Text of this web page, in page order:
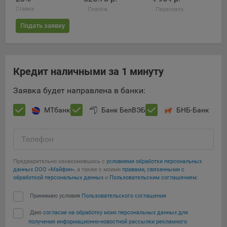
конфиденциальности Яндекс
Google Analytics – сервис веб-аналитики,
предоставляемый компанией Google, Inc. Адрес: Google,
Matomo — это система веб-аналитики, которая позволяет
следит за доступностью сервисов, предоставляемых
Адрес: ООО «Рэкун технолоджи», 220069 г. Минск, пр-т
Пиксель VK Рекламы - сервис позволяет показывать
Адрес: ООО «ВК», РФ, 125167, г. Москва, Ленинградский
проспект, д. 39, стр. 79, БЦ «SkyLight».
Технические настройки
Технические настройки хранят технические данные вашего
Ставка Платёж Переплата
Подать заявку
Кредит наличными за 1 минуту
Заявка будет направлена в банки:
МТбанк Банк БелВЭБ БНБ-Банк
Телефон
Предварительно ознакомившись с условиями обработки персональных
данных ООО «Майфин», а также с моими правами, связанными с
обработкой персональных данных и Пользовательским соглашением:
Принимаю условия Пользовательского соглашения
Даю согласие на обработку моих персональных данных для
получения информационно-новостной рассылки рекламного